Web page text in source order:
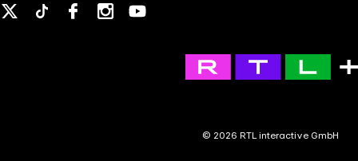
Tiktok FacebookInstagram
© 2026 RTL interactive GmbH